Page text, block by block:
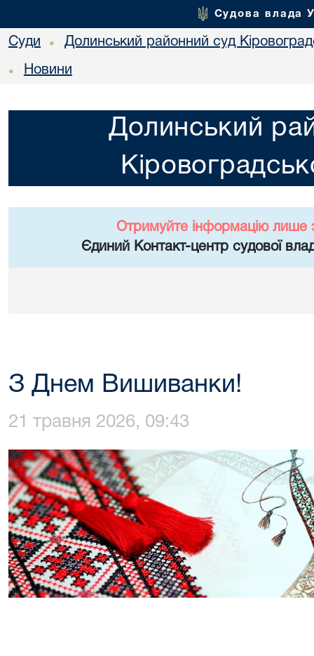
Судова влада
Суди • Долинський районний суд
• Новини
Долинський
Отримуйте інформацію лише
Єдиний Контакт-центр судової
З Днем Вишиванки!
21 травня 2026, 09:43